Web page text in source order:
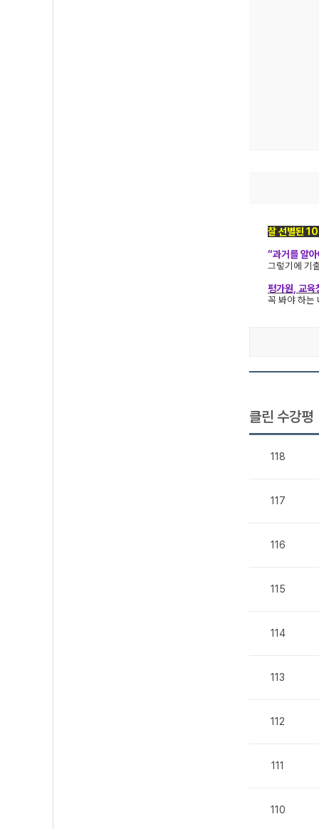
잘 선별된
“과거를 알
그렇기에 기
평가원, 교육
꼭 봐야 하는
클린 수강평
118
117
116
115
114
113
112
111
110